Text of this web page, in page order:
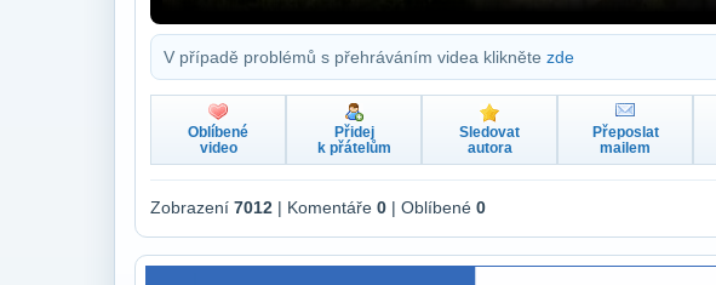
V případě problémů s přehráváním videa klikněte zde
Oblíbené
video
Přidej
k přátelům
Sledovat
autora
Přeposlat
mailem
Zobrazení 7012 | Komentáře 0 | Oblíbené 0